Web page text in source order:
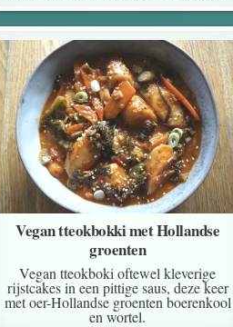
Vegan tteokbokki met Hollandse
groenten
Vegan tteokboki oftewel kleverige
rijstcakes in een pittige saus, deze keer
met oer-Hollandse groenten boerenkool
en wortel.